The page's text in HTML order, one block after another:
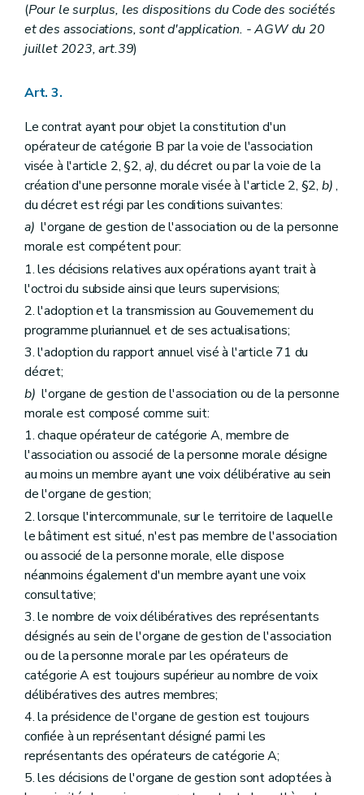
(Pour le surplus, les dispositions du Code des sociétés
et des associations, sont d'application. - AGW du 20
juillet 2023, art.39)
Art. 3.
Le contrat ayant pour objet la constitution d'un
opérateur de catégorie B par la voie de l'association
visée à l'article 2, §2, a), du décret ou par la voie de la
création d'une personne morale visée à l'article 2, §2, b),
du décret est régi par les conditions suivantes:
a) l'organe de gestion de l'association ou de la personne
morale est compétent pour:
1. les décisions relatives aux opérations ayant trait à
l'octroi du subside ainsi que leurs supervisions;
2. l'adoption et la transmission au Gouvernement du
programme pluriannuel et de ses actualisations;
3. l'adoption du rapport annuel visé à l'article 71 du
décret;
b) l'organe de gestion de l'association ou de la personne
morale est composé comme suit:
1. chaque opérateur de catégorie A, membre de
l'association ou associé de la personne morale désigne
au moins un membre ayant une voix délibérative au sein
de l'organe de gestion;
2. lorsque l'intercommunale, sur le territoire de laquelle
le bâtiment est situé, n'est pas membre de l'association
ou associé de la personne morale, elle dispose
néanmoins également d'un membre ayant une voix
consultative;
3. le nombre de voix délibératives des représentants
désignés au sein de l'organe de gestion de l'association
ou de la personne morale par les opérateurs de
catégorie A est toujours supérieur au nombre de voix
délibératives des autres membres;
4. la présidence de l'organe de gestion est toujours
confiée à un représentant désigné parmi les
représentants des opérateurs de catégorie A;
5. les décisions de l'organe de gestion sont adoptées à